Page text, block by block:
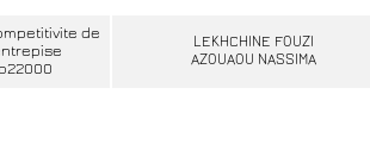
de
LEKHCHINE FOUZI
AZOUAOU NASSIMA